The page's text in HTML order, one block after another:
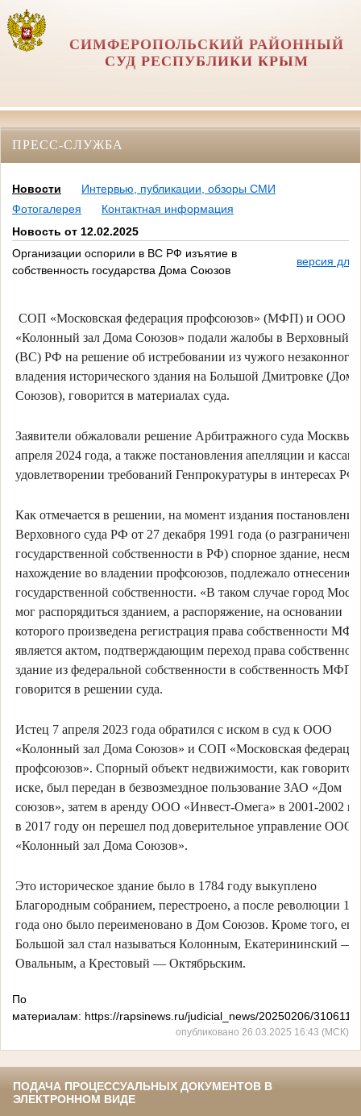
СИМФЕРОПОЛЬСКИЙ РАЙОННЫЙ
СУД РЕСПУБЛИКИ КРЫМ
ПРЕСС-СЛУЖБА
Новости
Интервью, публикации, обзоры СМИ
Фотогалерея
Контактная информация
Новость от 12.02.2025
Организации оспорили в ВС РФ изъятие в
собственность государства Дома Союзов
версия для
СОП «Московская федерация профсоюзов» (МФП) и ООО
«Колонный зал Дома Союзов» подали жалобы в Верховный
(ВС) РФ на решение об истребовании из чужого незаконного
владения исторического здания на Большой Дмитровке (Дом
Союзов), говорится в материалах суда.
Заявители обжаловали решение Арбитражного суда Москвы
апреля 2024 года, а также постановления апелляции и
удовлетворении требований Генпрокуратуры в интересах РФ.
Как отмечается в решении, на момент издания постановления
Верховного суда РФ от 27 декабря 1991 года (о разграничении
государственной собственности в РФ) спорное здание,
нахождение во владении профсоюзов, подлежало отнесению
государственной собственности. «В таком случае город
мог распорядиться зданием, а распоряжение, на основании
которого произведена регистрация права собственности
является актом, подтверждающим переход права
здание из федеральной собственности в собственность
говорится в решении суда.
Истец 7 апреля 2023 года обратился с иском в суд к ООО
«Колонный зал Дома Союзов» и СОП «Московская
профсоюзов». Спорный объект недвижимости, как говорится
иске, был передан в безвозмездное пользование ЗАО «Дом
союзов», затем в аренду ООО «Инвест-Омега» в 2001-2002
в 2017 году он перешел под доверительное управление ООО
«Колонный зал Дома Союзов».
Это историческое здание было в 1784 году выкуплено
Благородным собранием, перестроено, а после революции
года оно было переименовано в Дом Союзов. Кроме того, его
Большой зал стал называться Колонным, Екатерининский —
Овальным, а Крестовый — Октябрьским.
По
материалам: https://rapsinews.ru/judicial_news/20250206/
опубликовано 26.03.2025 16:43 (МСК)
ПОДАЧА ПРОЦЕССУАЛЬНЫХ ДОКУМЕНТОВ В
ЭЛЕКТРОННОМ ВИДЕ